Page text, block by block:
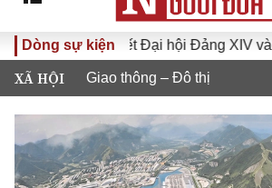
Dòng sự kiện
Đại hội Đảng XIV vào cuộc sống
XÃ HỘI Giao thông – Đô thị